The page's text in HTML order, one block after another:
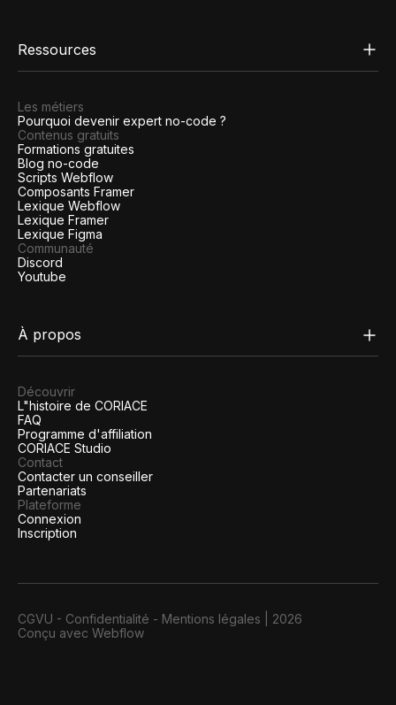
Ressources
Les métiers
Pourquoi devenir expert no-code ?
Contenus gratuits
Formations gratuites
Blog no-code
Scripts Webflow
Composants Framer
Lexique Webflow
Lexique Framer
Lexique Figma
Communauté
Discord
Youtube
À propos
Découvrir
L"histoire de CORIACE
FAQ
Programme d'affiliation
CORIACE Studio
Contact
Contacter un conseiller
Partenariats
Plateforme
Connexion
Inscription
CGVU - Confidentialité - Mentions légales
2026
Conçu avec Webflow